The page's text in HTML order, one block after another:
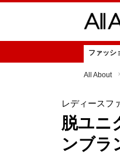
ファッシ
All About
レディースフ
脱ユニ
ンブラ